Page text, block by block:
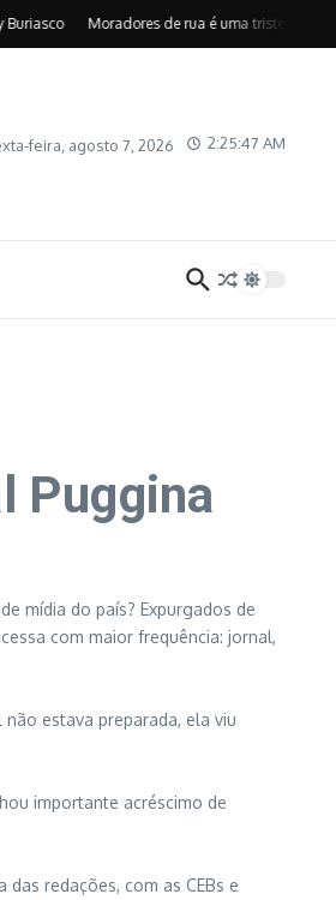
Moradores de rua é uma triste realidade –
feira, agosto 7, 2026 2:25:48 AM
Puggina
mídia do país? Expurgados de
com maior frequência: jornal,
estava preparada, ela viu
importante acréscimo de
redações, com as CEBs e